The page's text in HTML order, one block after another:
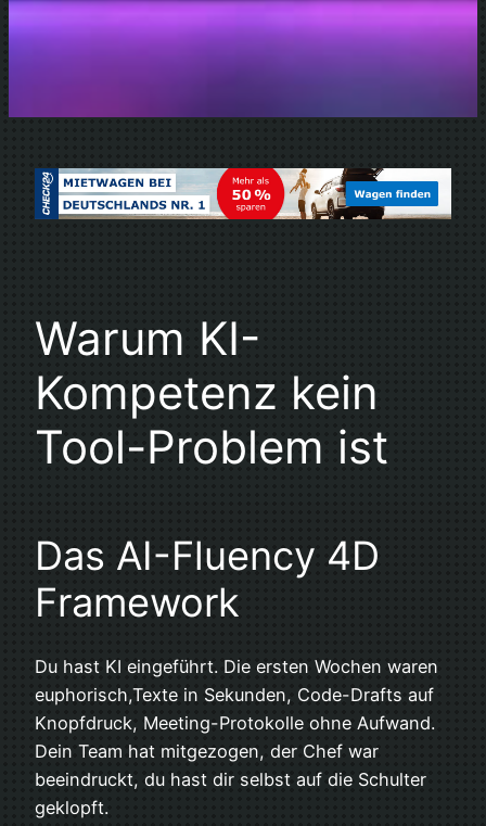
Warum KI-
Kompetenz kein
Tool-Problem ist
Das AI-Fluency 4D
Framework
Du hast KI eingeführt. Die ersten Wochen waren
euphorisch,Texte in Sekunden, Code-Drafts auf
Knopfdruck, Meeting-Protokolle ohne Aufwand.
Dein Team hat mitgezogen, der Chef war
beeindruckt, du hast dir selbst auf die Schulter
geklopft.